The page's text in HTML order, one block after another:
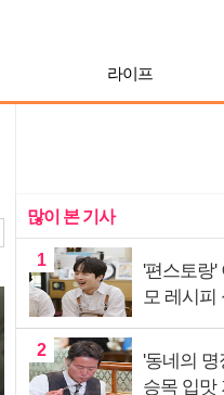
라이프
많이 본 기사
1
'편스토랑'
모 레시피
2
'동네의 명
승목 입맛